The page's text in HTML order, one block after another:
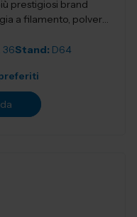
prestigiosi brand
a filamento, polvere,
36Stand: D64